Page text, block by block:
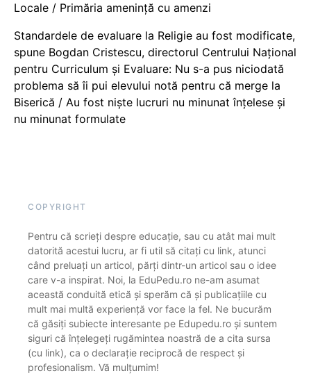
Locale / Primăria amenință cu amenzi
Standardele de evaluare la Religie au fost modificate,
spune Bogdan Cristescu, directorul Centrului Național
pentru Curriculum și Evaluare: Nu s-a pus niciodată
problema să îi pui elevului notă pentru că merge la
Biserică / Au fost niște lucruri nu minunat înțelese și
nu minunat formulate
COPYRIGHT
Pentru că scrieți despre educație, sau cu atât mai mult
datorită acestui lucru, ar fi util să citați cu link, atunci
când preluați un articol, părți dintr-un articol sau o idee
care v-a inspirat. Noi, la EduPedu.ro ne-am asumat
această conduită etică și sperăm că și publicațiile cu
mult mai multă experiență vor face la fel. Ne bucurăm
că găsiți subiecte interesante pe Edupedu.ro și suntem
siguri că înțelegeți rugămintea noastră de a cita sursa
(cu link), ca o declarație reciprocă de respect și
profesionalism. Vă mulțumim!